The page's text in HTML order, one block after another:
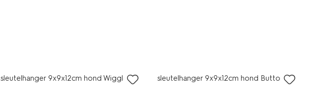
sleutelhanger 9x9x12cm hond Wiggles sleutelhanger 9x9x12cm hond Buttons